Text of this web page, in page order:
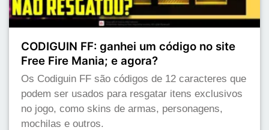
CODIGUIN FF: ganhei um código no site
Free Fire Mania; e agora?
Os Codiguin FF são códigos de 12 caracteres que
podem ser usados para resgatar itens exclusivos
no jogo, como skins de armas, personagens,
mochilas e outros.